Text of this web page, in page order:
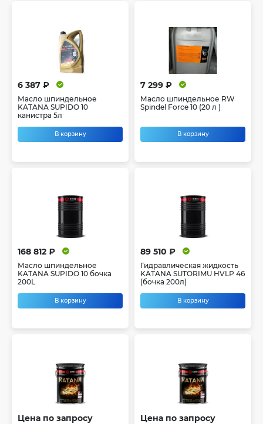
6 387 ₽
Масло шпиндельное
KATANA SUPIDO 10
канистра 5л
В корзину
7 299 ₽
Масло шпиндельное RW
Spindel Force 10 (20 л )
В корзину
168 812 ₽
Масло шпиндельное
KATANA SUPIDO 10 бочка
200L
В корзину
89 510 ₽
Гидравлическая жидкость
KATANA SUTORIMU HVLP 46
(бочка 200л)
В корзину
Цена по запросу Цена по запросу